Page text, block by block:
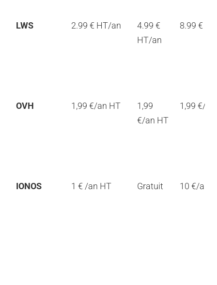
LWS 2.99 € HT/an
4.99 €
HT/an
8.99 €
OVH 1,99 €/an HT
1,99
€/an HT
1,99 €/
IONOS 1 € /an HT Gratuit 10 €/an